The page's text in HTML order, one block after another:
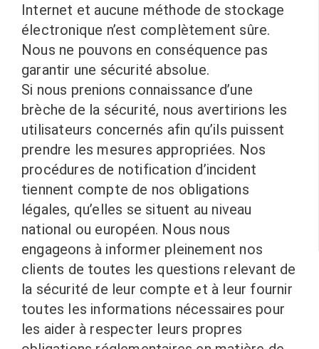
Internet et aucune méthode de stockage
électronique n’est complètement sûre.
Nous ne pouvons en conséquence pas
garantir une sécurité absolue.
Si nous prenions connaissance d’une
brèche de la sécurité, nous avertirions les
utilisateurs concernés afin qu’ils puissent
prendre les mesures appropriées. Nos
procédures de notification d’incident
tiennent compte de nos obligations
légales, qu’elles se situent au niveau
national ou européen. Nous nous
engageons à informer pleinement nos
clients de toutes les questions relevant de
la sécurité de leur compte et à leur fournir
toutes les informations nécessaires pour
les aider à respecter leurs propres